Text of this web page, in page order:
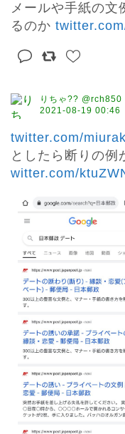
メールや手紙の文
るのか
りちゃ?? @rch850
2021-08-19 00:46
twitter.com/
としたら断りの例
witter.com/